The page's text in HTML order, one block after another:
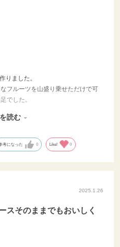
りました。
フルーツを山盛り乗せただけで可
でした。
って楽しめることと、お値段を考
読む
考になった 0 Like! 0
2025.1.26
スそのままでもおいしく